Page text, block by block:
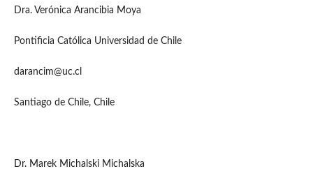
Dra. Verónica Arancibia Moya
Pontificia Católica Universidad de Chile
darancim@uc.cl
Santiago de Chile, Chile
Dr. Marek Michalski Michalska